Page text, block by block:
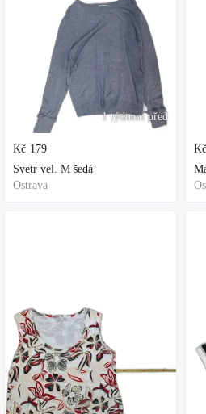
1 týdnem před
Kč 179
Svetr vel. M šedá
Ostrava
Kč